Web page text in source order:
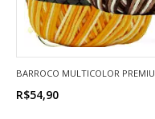
BARROCO MULTICOLOR
R$54,90